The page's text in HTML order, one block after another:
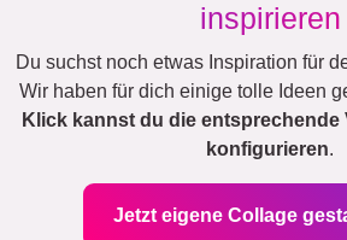
inspirieren
Du suchst noch etwas Inspiration für
Wir haben für dich einige tolle Ideen
Klick kannst du die entsprechende
konfigurieren.
Jetzt eigene Collage